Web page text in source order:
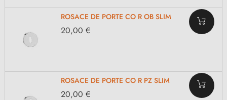
ROSACE DE PORTE CO R OB SLIM
20,00 €
ROSACE DE PORTE CO R PZ SLIM
20,00 €